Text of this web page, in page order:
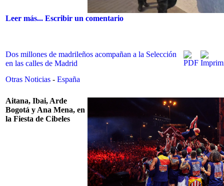
Leer más... Escribir un comentario
Dos millones de madrileños acompañan a la Selección
en las calles de Madrid
Otras Noticias - España
Aitana, Ibai, Arde
Bogotá y Ana Mena, en
la Fiesta de Cibeles